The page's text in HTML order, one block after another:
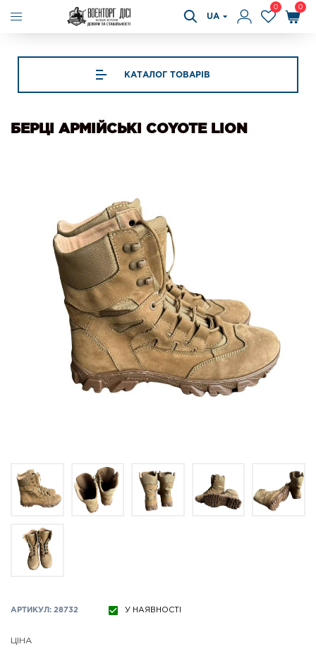
UA
0 0
КАТАЛОГ ТОВАРІВ
БЕРЦІ АРМІЙСЬКІ COYOTE LION
АРТИКУЛ: 28732 У НАЯВНОСТІ
ЦІНА